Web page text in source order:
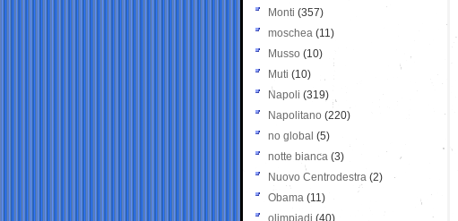
Monti (357)
moschea (11)
Musso (10)
Muti (10)
Napoli (319)
Napolitano (220)
no global (5)
notte bianca (3)
Nuovo Centrodestra (2)
Obama (11)
olimpiadi (40)